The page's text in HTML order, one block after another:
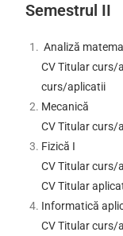
Semestrul II
Analiză
CV Titular curs/
curs/aplicatii
Mecanică
CV Titular curs/
Fizică I
CV Titular curs/
CV Titular
Informatică
CV Titular curs/